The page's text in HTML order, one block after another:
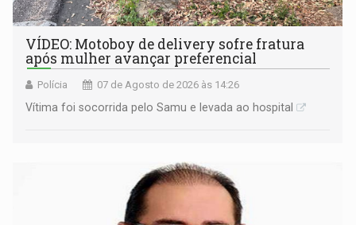
VÍDEO: Motoboy de delivery sofre fratura
após mulher avançar preferencial
Polícia 07 de Agosto de 2026 às 14:26
Vítima foi socorrida pelo Samu e levada ao hospital